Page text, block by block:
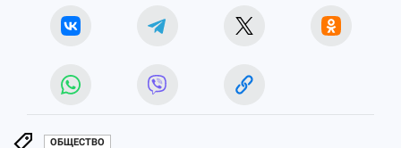
ОБЩЕСТВО